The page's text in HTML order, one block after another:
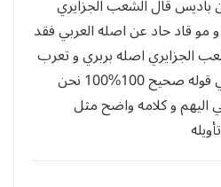
باديس قال الشعب الجزايري
مو قاد حاد عن اصله العربي فقد
الجزايري اصله بربري و تعرب
و ادعى انتمائه للعروبة يعني قوله صحيح 100%100 نحن
اليهم و كلامه واضح مثل